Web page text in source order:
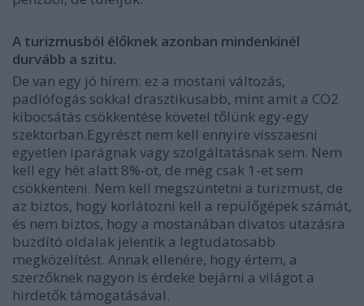
A turizmusból élőknek azonban mindenkinél
durvább a szitu.
De van egy jó hírem: ez a mostani változás,
padlófogás sokkal drasztikusabb, mint amit a CO2
kibocsátás csökkentése követel tőlünk egy-egy
szektorban.Egyrészt nem kell ennyire visszaesni
egyetlen iparágnak vagy szolgáltatásnak sem. Nem
kell egy hét alatt 8%-ot, de még csak 1-et sem
csökkenteni. Nem kell megszüntetni a turizmust, de
az biztos, hogy korlátozni kell a repülőgépek számát,
és nem biztos, hogy a mostanában divatos utazásra
buzdító oldalak jelentik a legtudatosabb
megközelítést. Annak ellenére, hogy értem, a
szerzőknek nagyon is érdeke bejárni a világot a
hirdetők támogatásával.